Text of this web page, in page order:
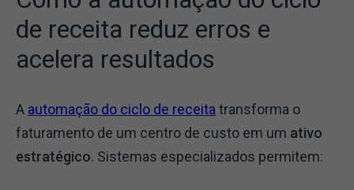
de receita reduz erros e
acelera resultados
A automação do ciclo de receita transforma o
faturamento de um centro de custo em um ativo
estratégico. Sistemas especializados permitem: